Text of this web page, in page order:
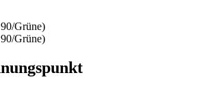
Grüne)
Grüne)